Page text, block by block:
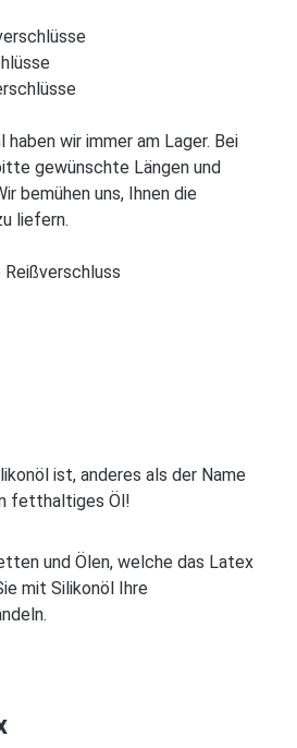
haben wir immer am Lager. Bei
gewünschte Längen und
bemühen uns, Ihnen die
liefern.
ist, anderes als der Name
fetthaltiges Öl!
und Ölen, welche das Latex
mit Silikonöl Ihre